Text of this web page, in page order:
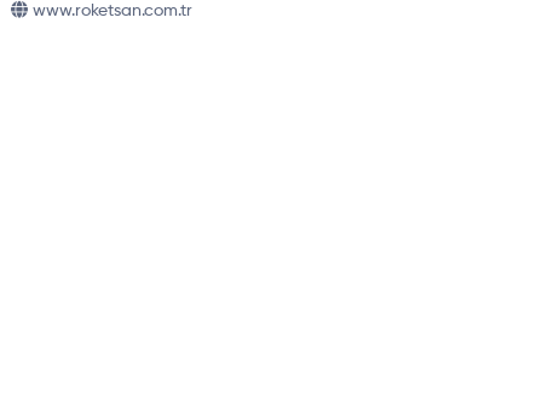
www.roketsan.com.tr